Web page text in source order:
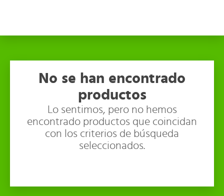
No se han encontrado
productos
Lo sentimos, pero no hemos
encontrado productos que coincidan
con los criterios de búsqueda
seleccionados.